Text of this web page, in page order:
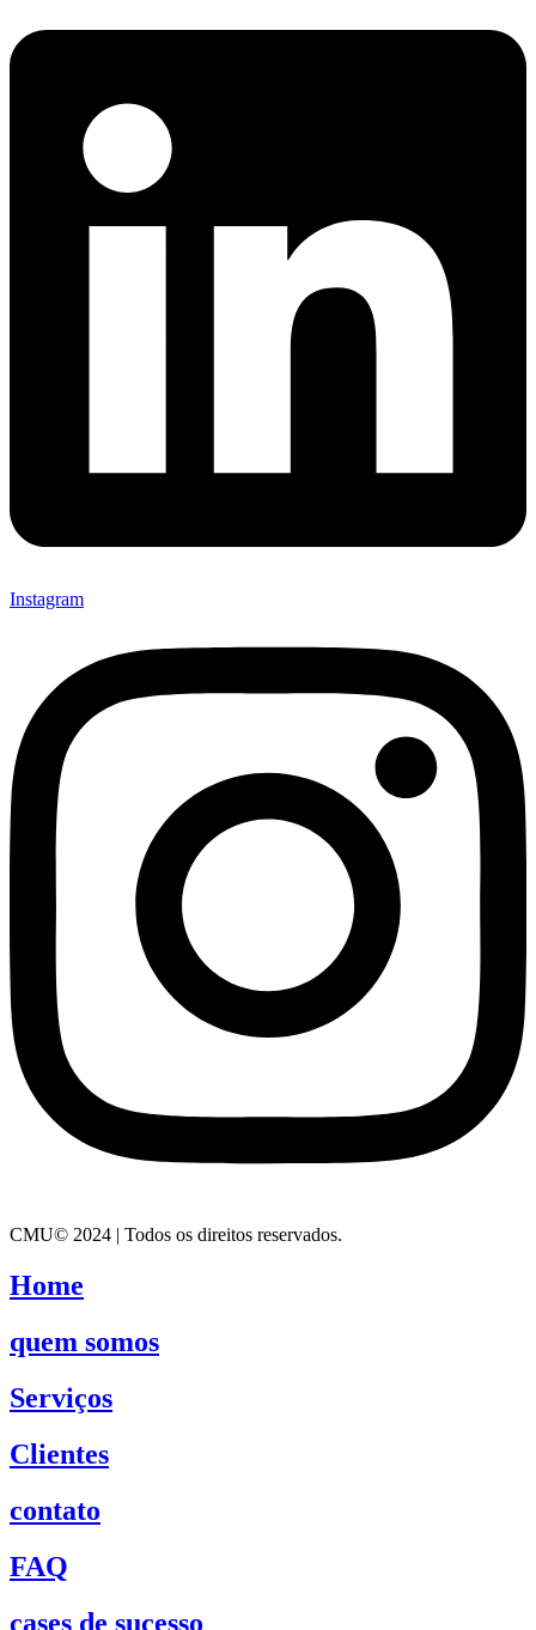
Instagram
CMU© 2024 | Todos os direitos reservados.
Home
quem somos
Serviços
Clientes
contato
FAQ
cases de sucesso